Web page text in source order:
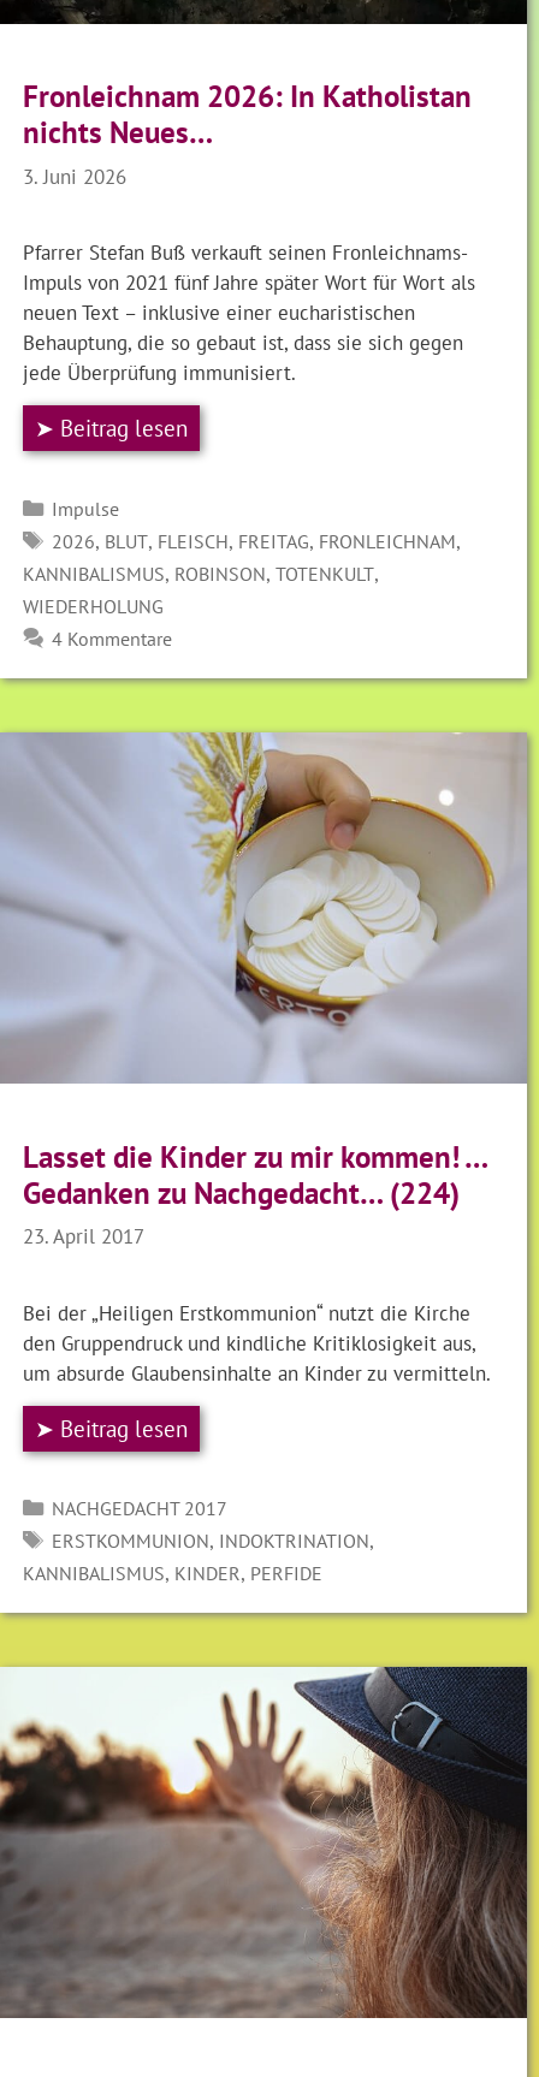
Fronleichnam 2026: In Katholistan
nichts Neues…
3. Juni 2026
Pfarrer Stefan Buß verkauft seinen Fronleichnams-
Impuls von 2021 fünf Jahre später Wort für Wort als
neuen Text – inklusive einer eucharistischen
Behauptung, die so gebaut ist, dass sie sich gegen
jede Überprüfung immunisiert.
➤ Beitrag lesen
Kategorien
Impulse
SCHLAGWÖRTER
2026, BLUT, FLEISCH, FREITAG, FRONLEICHNAM,
KANNIBALISMUS, ROBINSON,TOTENKULT,
WIEDERHOLUNG
4 Kommentare
Lasset die Kinder zu mir kommen! …
Gedanken zu Nachgedacht… (224)
23. April 2017
Bei der „Heiligen Erstkommunion“ nutzt die Kirche
den Gruppendruck und kindliche Kritiklosigkeit aus,
um absurde Glaubensinhalte an Kinder zu vermitteln.
➤ Beitrag lesen
Kategorien
NACHGEDACHT 2017
SCHLAGWÖRTER
ERSTKOMMUNION, INDOKTRINATION,
KANNIBALISMUS, KINDER, PERFIDE